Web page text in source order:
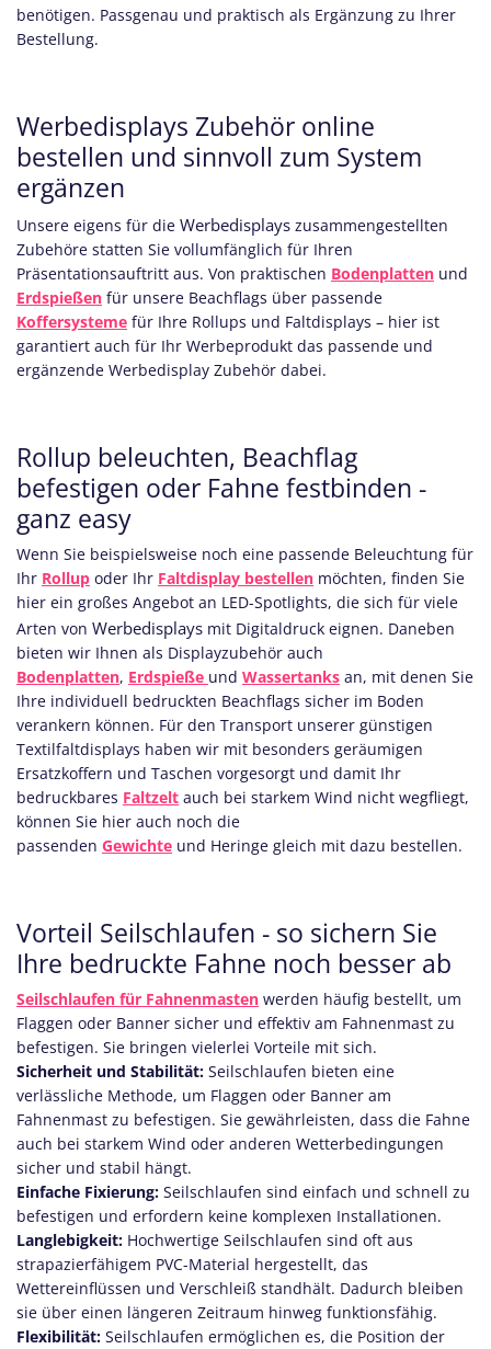
benötigen. Passgenau und praktisch als Ergänzung zu Ihrer
Bestellung.
Werbedisplays Zubehör online
bestellen und sinnvoll zum System
ergänzen
Unsere eigens für die Werbedisplays zusammengestellten
Zubehöre statten Sie vollumfänglich für Ihren
Präsentationsauftritt aus. Von praktischen Bodenplatten und
Erdspießen für unsere Beachflags über passende
Koffersysteme für Ihre Rollups und Faltdisplays – hier ist
garantiert auch für Ihr Werbeprodukt das passende und
ergänzende Werbedisplay Zubehör dabei.
Rollup beleuchten, Beachflag
befestigen oder Fahne festbinden -
ganz easy
Wenn Sie beispielsweise noch eine passende Beleuchtung für
Ihr Rollup oder Ihr Faltdisplay bestellen möchten, finden Sie
hier ein großes Angebot an LED-Spotlights, die sich für viele
Arten von Werbedisplays mit Digitaldruck eignen. Daneben
bieten wir Ihnen als Displayzubehör auch
Bodenplatten, Erdspieße und Wassertanks an, mit denen Sie
Ihre individuell bedruckten Beachflags sicher im Boden
verankern können. Für den Transport unserer günstigen
Textilfaltdisplays haben wir mit besonders geräumigen
Ersatzkoffern und Taschen vorgesorgt und damit Ihr
bedruckbares Faltzelt auch bei starkem Wind nicht wegfliegt,
können Sie hier auch noch die
passenden Gewichte und Heringe gleich mit dazu bestellen.
Vorteil Seilschlaufen - so sichern Sie
Ihre bedruckte Fahne noch besser ab
Seilschlaufen für Fahnenmasten werden häufig bestellt, um
Flaggen oder Banner sicher und effektiv am Fahnenmast zu
befestigen. Sie bringen vielerlei Vorteile mit sich.
Sicherheit und Stabilität: Seilschlaufen bieten eine
verlässliche Methode, um Flaggen oder Banner am
Fahnenmast zu befestigen. Sie gewährleisten, dass die Fahne
auch bei starkem Wind oder anderen Wetterbedingungen
sicher und stabil hängt.
Einfache Fixierung: Seilschlaufen sind einfach und schnell zu
befestigen und erfordern keine komplexen Installationen.
Langlebigkeit: Hochwertige Seilschlaufen sind oft aus
strapazierfähigem PVC-Material hergestellt, das
Wettereinflüssen und Verschleiß standhält. Dadurch bleiben
sie über einen längeren Zeitraum hinweg funktionsfähig.
Flexibilität: Seilschlaufen ermöglichen es, die Position der